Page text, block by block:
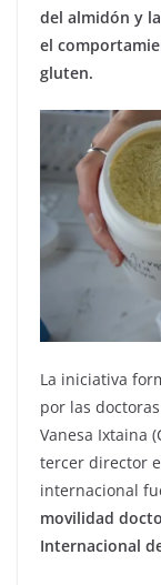
del almidón y
el
gluten.
La iniciativa
por las
Vanesa Ixtaina
tercer director
internacional
movilidad
Internacional